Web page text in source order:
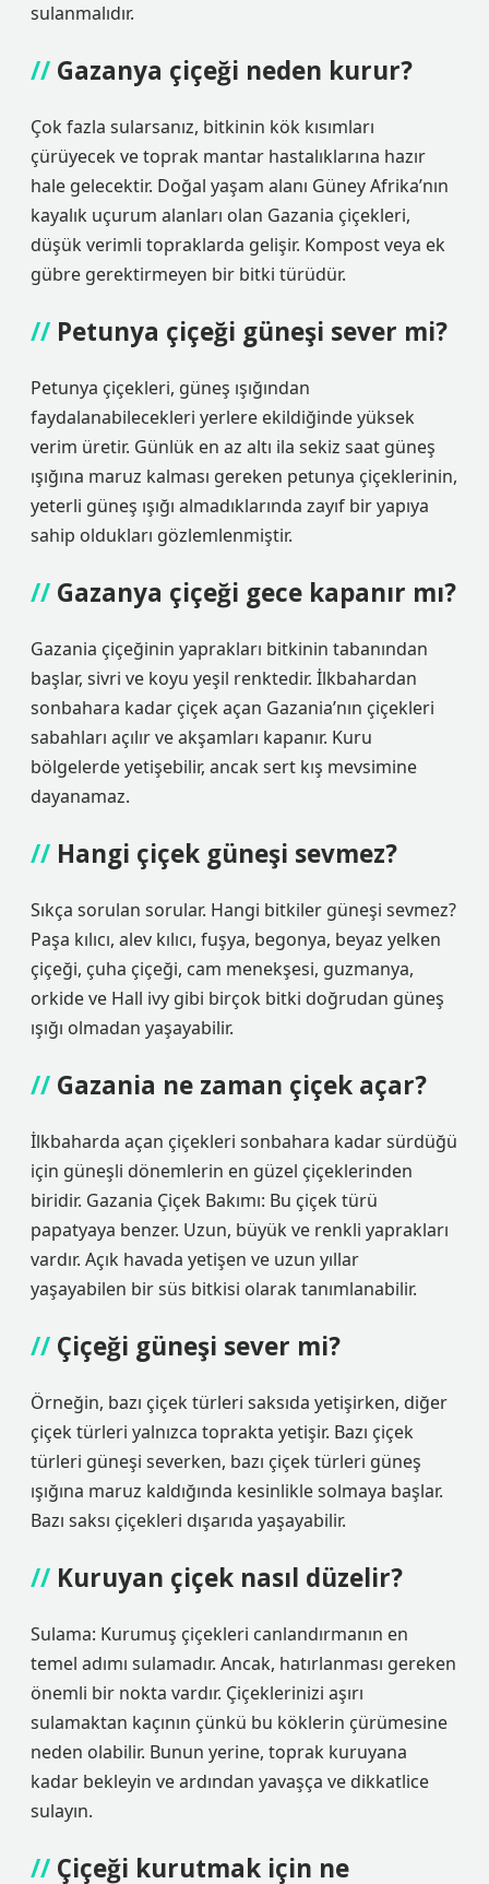
sulanmalıdır.
Gazanya çiçeği neden kurur?
Çok fazla sularsanız, bitkinin kök kısımları
çürüyecek ve toprak mantar hastalıklarına hazır
hale gelecektir. Doğal yaşam alanı Güney Afrika’nın
kayalık uçurum alanları olan Gazania çiçekleri,
düşük verimli topraklarda gelişir. Kompost veya ek
gübre gerektirmeyen bir bitki türüdür.
Petunya çiçeği güneşi sever mi?
Petunya çiçekleri, güneş ışığından
faydalanabilecekleri yerlere ekildiğinde yüksek
verim üretir. Günlük en az altı ila sekiz saat güneş
ışığına maruz kalması gereken petunya çiçeklerinin,
yeterli güneş ışığı almadıklarında zayıf bir yapıya
sahip oldukları gözlemlenmiştir.
Gazanya çiçeği gece kapanır mı?
Gazania çiçeğinin yaprakları bitkinin tabanından
başlar, sivri ve koyu yeşil renktedir. İlkbahardan
sonbahara kadar çiçek açan Gazania’nın çiçekleri
sabahları açılır ve akşamları kapanır. Kuru
bölgelerde yetişebilir, ancak sert kış mevsimine
dayanamaz.
Hangi çiçek güneşi sevmez?
Sıkça sorulan sorular. Hangi bitkiler güneşi sevmez?
Paşa kılıcı, alev kılıcı, fuşya, begonya, beyaz yelken
çiçeği, çuha çiçeği, cam menekşesi, guzmanya,
orkide ve Hall ivy gibi birçok bitki doğrudan güneş
ışığı olmadan yaşayabilir.
Gazania ne zaman çiçek açar?
İlkbaharda açan çiçekleri sonbahara kadar sürdüğü
için güneşli dönemlerin en güzel çiçeklerinden
biridir. Gazania Çiçek Bakımı: Bu çiçek türü
papatyaya benzer. Uzun, büyük ve renkli yaprakları
vardır. Açık havada yetişen ve uzun yıllar
yaşayabilen bir süs bitkisi olarak tanımlanabilir.
Çiçeği güneşi sever mi?
Örneğin, bazı çiçek türleri saksıda yetişirken, diğer
çiçek türleri yalnızca toprakta yetişir. Bazı çiçek
türleri güneşi severken, bazı çiçek türleri güneş
ışığına maruz kaldığında kesinlikle solmaya başlar.
Bazı saksı çiçekleri dışarıda yaşayabilir.
Kuruyan çiçek nasıl düzelir?
Sulama: Kurumuş çiçekleri canlandırmanın en
temel adımı sulamadır. Ancak, hatırlanması gereken
önemli bir nokta vardır. Çiçeklerinizi aşırı
sulamaktan kaçının çünkü bu köklerin çürümesine
neden olabilir. Bunun yerine, toprak kuruyana
kadar bekleyin ve ardından yavaşça ve dikkatlice
sulayın.
Çiçeği kurutmak için ne